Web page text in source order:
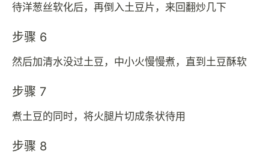
待洋葱丝软化后，再倒入土豆片，来回翻炒几下
步骤 6
然后加清水没过土豆，中小火慢慢煮，直到土豆酥软
步骤 7
煮土豆的同时，将火腿片切成条状待用
步骤 8